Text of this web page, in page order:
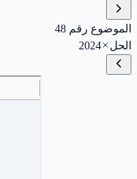
الموضوع رقم 48
الحل
2024